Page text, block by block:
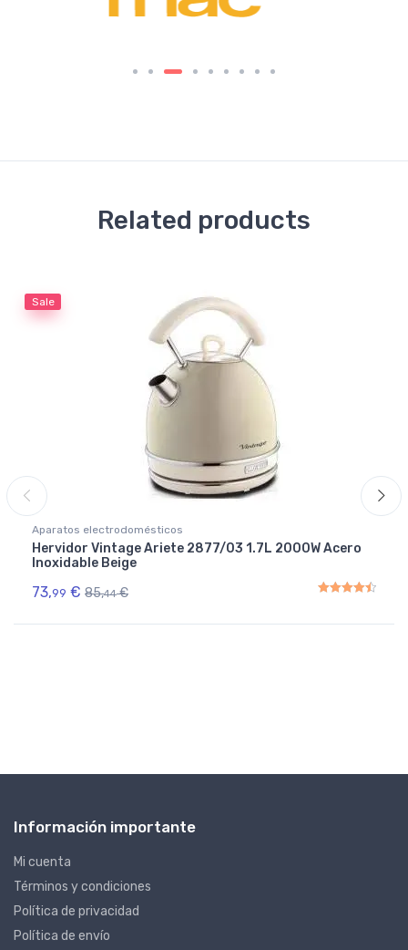
Related products
Sale
Aparatos electrodomésticos
Hervidor Vintage Ariete 2877/03 1.7L 2000W Acero
Inoxidable Beige
73,99 € 85,44 €
Información importante
Mi cuenta
Términos y condiciones
Política de privacidad
Política de envío